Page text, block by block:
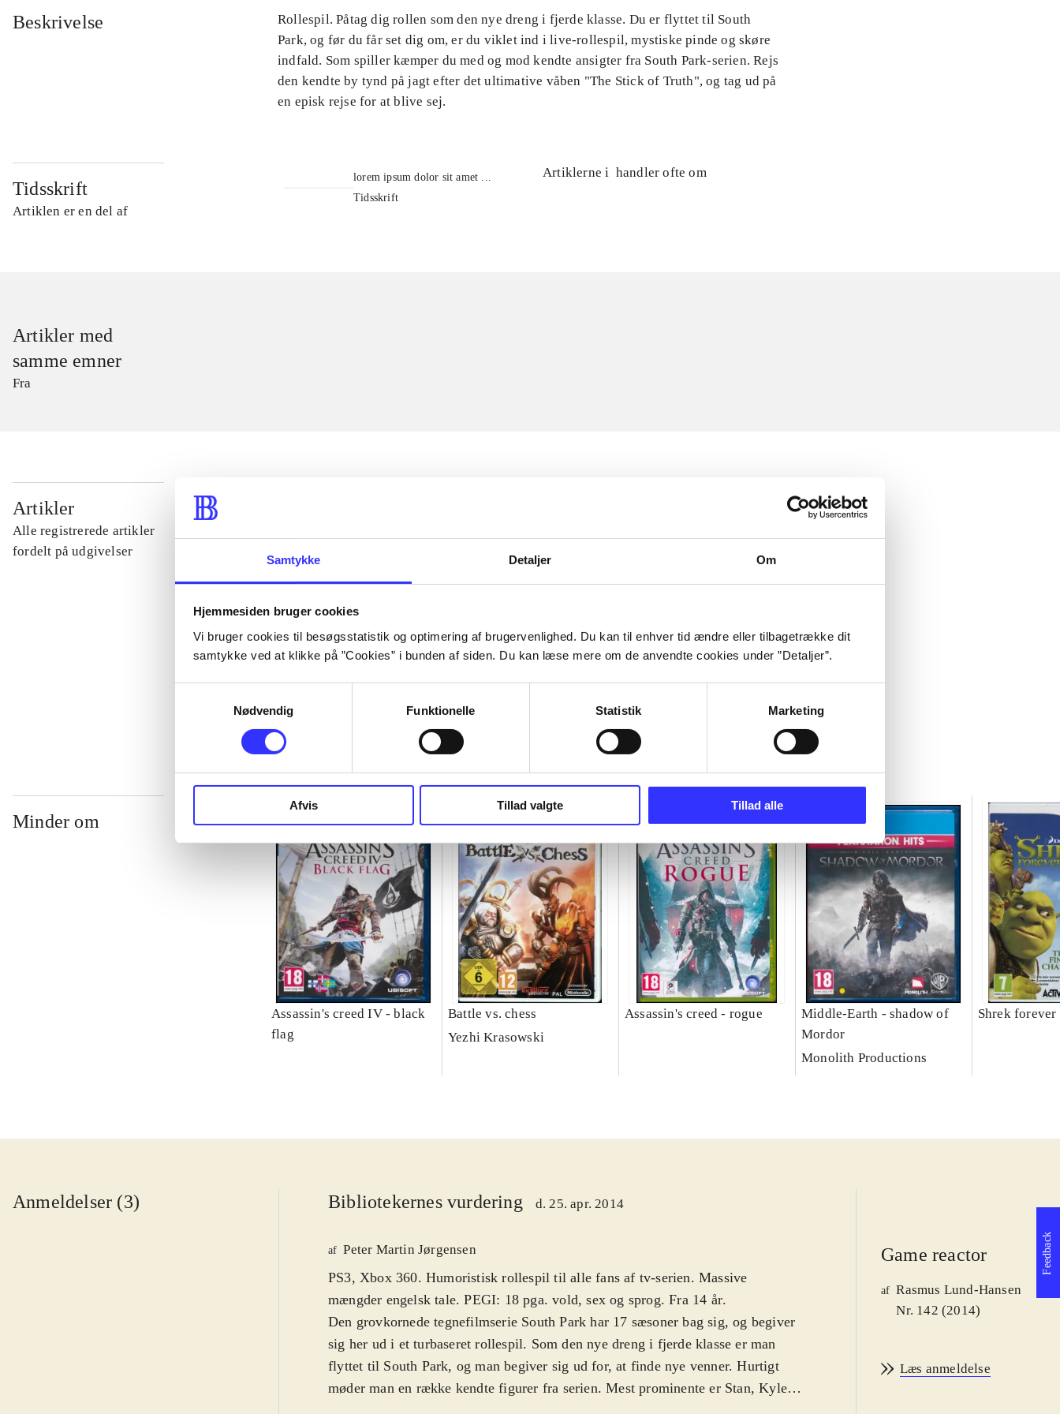
Samtykke Detaljer Om
Hjemmesiden bruger cookies
Vi bruger cookies til besøgsstatistik og optimering af brugervenlighed. Du kan til enhver tid ændre eller tilbagetrække dit
samtykke ved at klikke på ”Cookies” i bunden af siden. Du kan læse mere om de anvendte cookies under ”Detaljer”.
Nødvendig
Funktionelle Statistik Marketing
Afvis Tillad valgte Tillad alle
Beskrivelse
Rollespil. Påtag dig rollen som den nye dreng i fjerde klasse. Du er flyttet til South
Park, og før du får set dig om, er du viklet ind i live-rollespil, mystiske pinde og skøre
indfald. Som spiller kæmper du med og mod kendte ansigter fra South Park-serien. Rejs
den kendte by tynd på jagt efter det ultimative våben "The Stick of Truth", og tag ud på
en episk rejse for at blive sej.
Tidsskrift
Artiklen er en del af
lorem ipsum dolor sit amet ...
Tidsskrift
Artiklerne i handler ofte om
Artikler med
samme emner
Fra
Artikler
Alle registrerede artikler
fordelt på udgivelser
...
Minder om
Assassin's creed IV - black
flag
Battle vs. chess
Yezhi Krasowski
Assassin's creed - rogue
Middle-Earth - shadow of
Mordor
Monolith Productions
Shrek forever
Anmeldelser (3) Bibliotekernes vurdering d. 25. apr. 2014
af Peter Martin Jørgensen
PS3, Xbox 360. Humoristisk rollespil til alle fans af tv-serien. Massive
mængder engelsk tale. PEGI: 18 pga. vold, sex og sprog. Fra 14 år.
Den grovkornede tegnefilmserie South Park har 17 sæsoner bag sig, og begiver
sig her ud i et turbaseret rollespil. Som den nye dreng i fjerde klasse er man
flyttet til South Park, og man begiver sig ud for, at finde nye venner. Hurtigt
møder man en række kendte figurer fra serien. Mest prominente er Stan, Kyle,
Game reactor
af Rasmus Lund-Hansen
Nr. 142 (2014)
Læs anmeldelse
Feedback